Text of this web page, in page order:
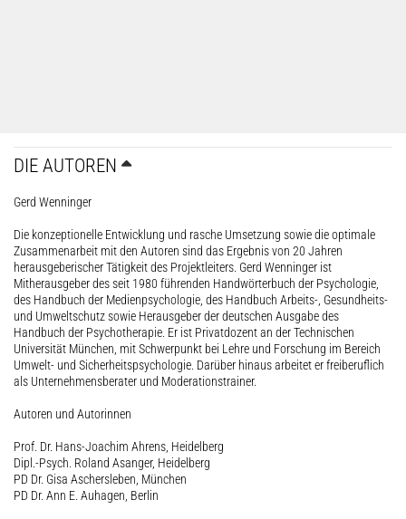
DIE AUTOREN
Gerd Wenninger
Die konzeptionelle Entwicklung und rasche Umsetzung sowie die optimale
Zusammenarbeit mit den Autoren sind das Ergebnis von 20 Jahren
herausgeberischer Tätigkeit des Projektleiters. Gerd Wenninger ist
Mitherausgeber des seit 1980 führenden Handwörterbuch der Psychologie,
des Handbuch der Medienpsychologie, des Handbuch Arbeits-, Gesundheits-
und Umweltschutz sowie Herausgeber der deutschen Ausgabe des
Handbuch der Psychotherapie. Er ist Privatdozent an der Technischen
Universität München, mit Schwerpunkt bei Lehre und Forschung im Bereich
Umwelt- und Sicherheitspsychologie. Darüber hinaus arbeitet er freiberuflich
als Unternehmensberater und Moderationstrainer.
Autoren und Autorinnen
Prof. Dr. Hans-Joachim Ahrens, Heidelberg
Dipl.-Psych. Roland Asanger, Heidelberg
PD Dr. Gisa Aschersleben, München
PD Dr. Ann E. Auhagen, Berlin